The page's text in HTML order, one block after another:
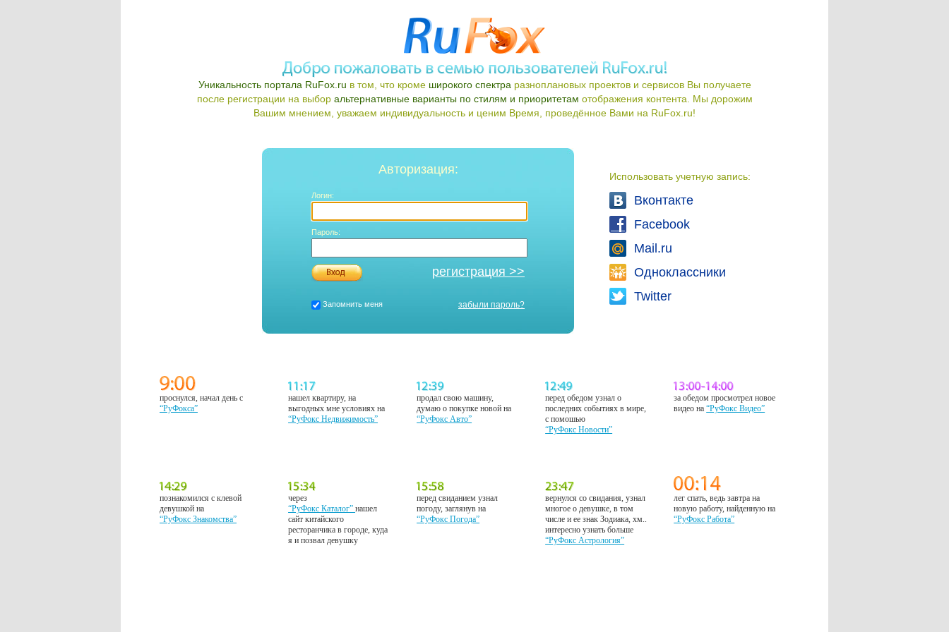
Уникальность портала RuFox.ru в том, что кроме широкого спектра разноплановых проектов и сервисов Вы получаете
после регистрации на выбор альтернативные варианты по стилям и приоритетам отображения контента. Мы дорожим
Вашим мнением, уважаем индивидуальность и ценим Время, проведённое Вами на RuFox.ru!
Использовать учетную запись:
Вконтакте
Facebook
Mail.ru
Одноклассники
Twitter
Авторизация:
Логин:
Пароль:
регистрация >>
Запомнить меня забыли пароль?
проснулся, начал день с
“РуФокса”
нашел квартиру, на
выгодных мне условиях на
“РуФокс Недвижимость”
продал свою машину,
думаю о покупке новой на
“РуФокс Авто”
перед обедом узнал о
последних событиях в мире,
с помошью
“РуФокс Новости”
за обедом просмотрел новое
видео на“РуФокс Видео”
познакомился с клевой
девушкой на
“РуФокс Знакомства”
через
“РуФокс Каталог”нашел
сайт китайского
ресторанчика в городе, куда
я и позвал девушку
перед свиданием узнал
погоду, заглянув на
“РуФокс Погода”
вернулся со свидания, узнал
многое о девушке, в том
числе и ее знак Зодиака, хм..
интересно узнать больше
“РуФокс Астрология”
лег спать, ведь завтра на
новую работу, найденную на
“РуФокс Работа”